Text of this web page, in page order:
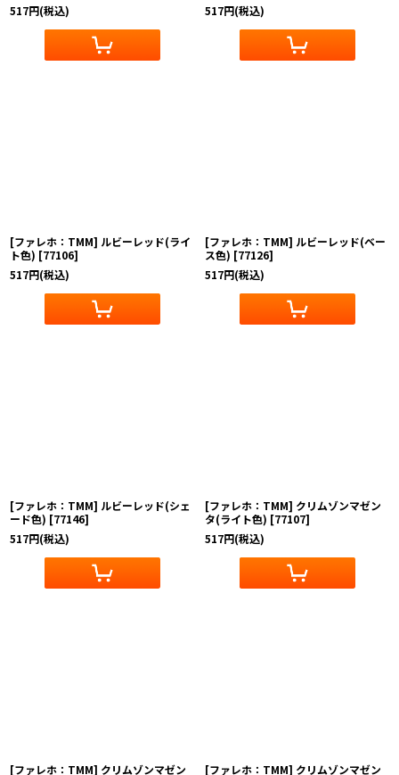
517円(税込)
517円(税込)
[ファレホ：TMM] ルビーレッド(ライ
ト色) [77106]
517円(税込)
[ファレホ：TMM] ルビーレッド(ベー
ス色) [77126]
517円(税込)
[ファレホ：TMM] ルビーレッド(シェ
ード色) [77146]
517円(税込)
[ファレホ：TMM] クリムゾンマゼン
タ(ライト色) [77107]
517円(税込)
[ファレホ：TMM] クリムゾンマゼン
[ファレホ：TMM] クリムゾンマゼン